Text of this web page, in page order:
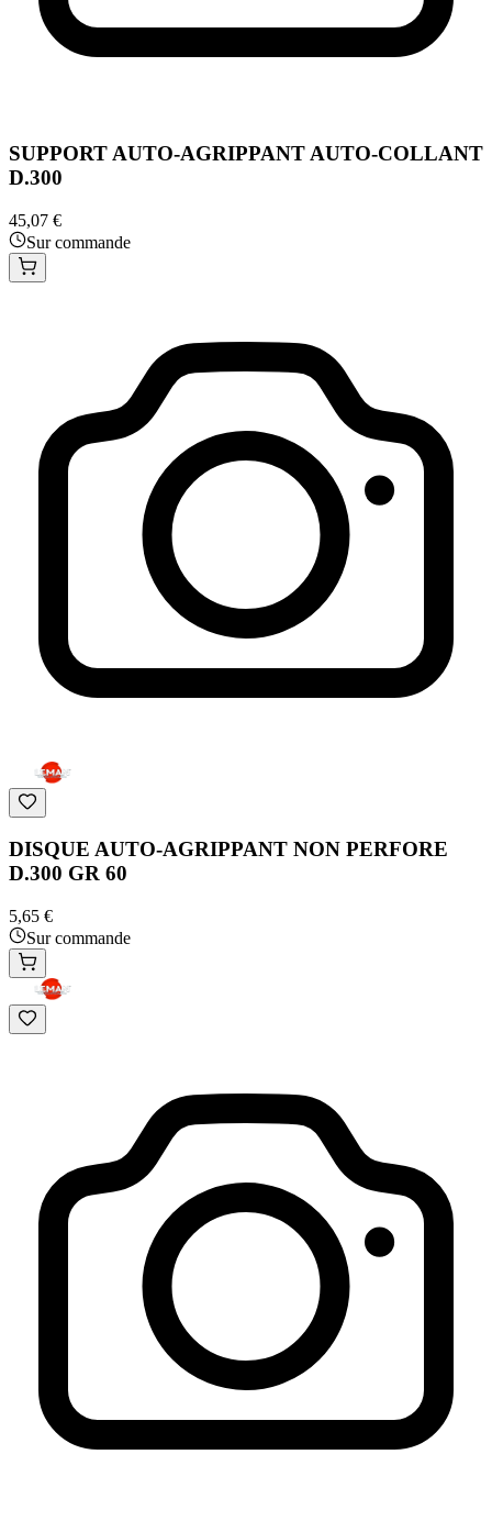
SUPPORT AUTO-AGRIPPANT AUTO-COLLANT
D.300
45,07 €
Sur commande
DISQUE AUTO-AGRIPPANT NON PERFORE
D.300 GR 60
5,65 €
Sur commande